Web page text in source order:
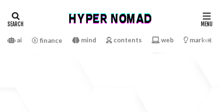
ai finance mind contents web